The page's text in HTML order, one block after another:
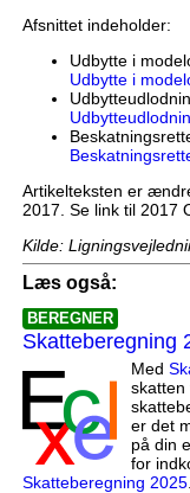
Afsnittet indeholder:
Udbytte i
Udbytte i
Artikelteksten er
2017. Se link til 2017
Kilde:
Læs også:
BEREGNER
Skatteberegning
Med
skatten
er det
på din
for
Skatteberegning 2025.